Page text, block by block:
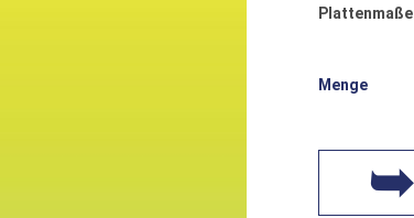
Plattenmaße
Menge